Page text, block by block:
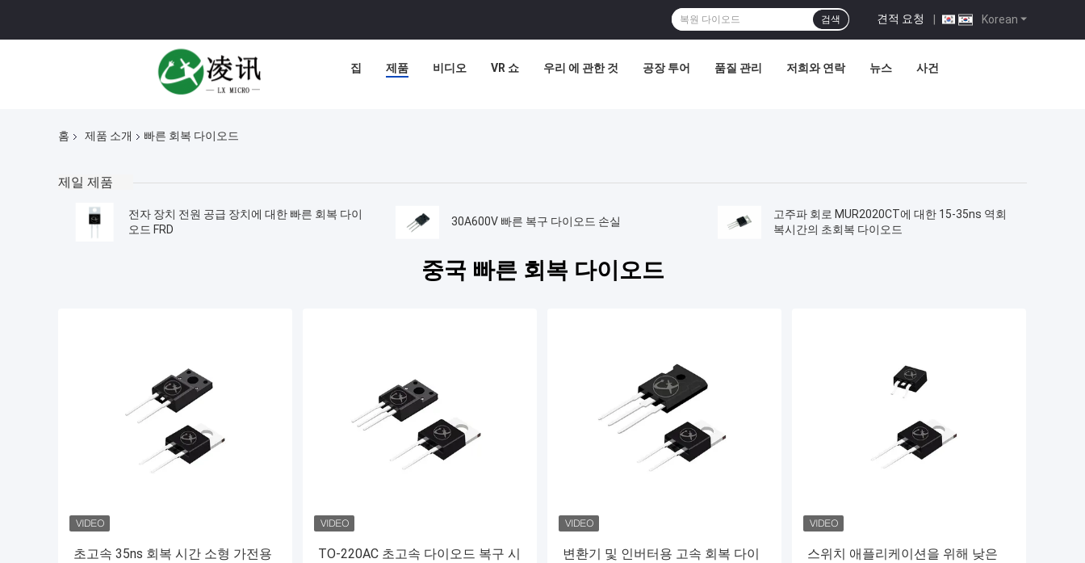
Korean
견적 요청 |
검색
집 제품 비디오 VR 쇼 우리 에 관한 것 공장 투어 품질 관리 저희와 연락 뉴스 사건
홈 제품 소개 빠른 회복 다이오드
제일 제품
전자 장치 전원 공급 장치에 대한 빠른 회복 다이
오드 FRD
30A600V 빠른 복구 다이오드 손실
고주파 회로 MUR2020CT에 대한 15-35ns 역회
복시간의 초회복 다이오드
중국 빠른 회복 다이오드
초고속 35ns 회복 시간 소형 가전용
TO-220AC 초고속 다이오드 복구 시
변환기 및 인버터용 고속 회복 다이
스위치 애플리케이션을 위해 낮은